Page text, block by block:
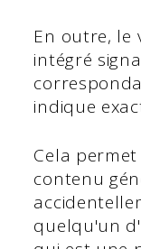
En outre, le
intégré
indique
Cela
contenu
quelqu'un